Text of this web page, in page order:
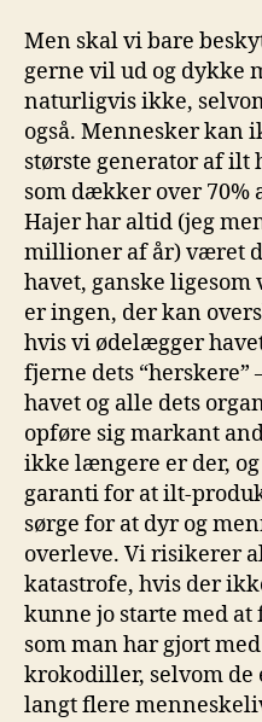
Men skal vi bare
gerne vil ud og dykke
naturligvis ikke,
også. Mennesker kan
største generator af ilt
som dækker over 70%
Hajer har altid (jeg
millioner af år) været
havet, ganske ligesom
er ingen, der kan
hvis vi ødelægger
fjerne dets “herskere”
havet og alle dets
opføre sig markant
ikke længere er der,
garanti for at ilt-
sørge for at dyr og
overleve. Vi risikerer
katastrofe, hvis der
kunne jo starte med at
som man har gjort
krokodiller, selvom de
langt flere